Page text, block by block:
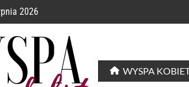
2026
WYSPA